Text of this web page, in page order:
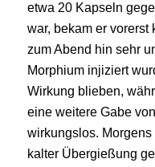
etwa 20 Kapseln
war, bekam er vorerst
zum Abend hin sehr
Morphium injiziert
Wirkung blieben,
eine weitere Gabe
wirkungslos.
kalter Übergießung